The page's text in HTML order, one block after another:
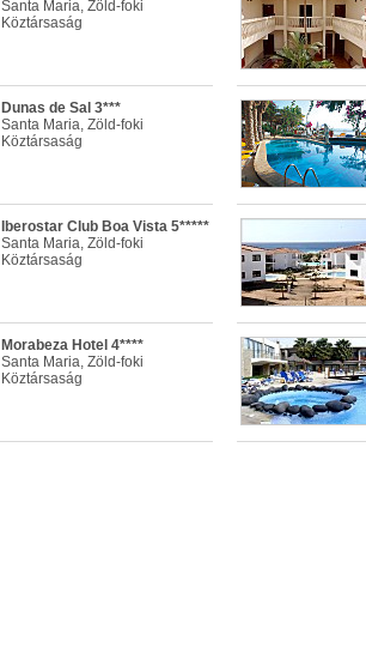
Santa Maria, Zöld-foki
Köztársaság
Dunas de Sal 3***
Santa Maria, Zöld-foki
Köztársaság
Iberostar Club Boa Vista 5*****
Santa Maria, Zöld-foki
Köztársaság
Morabeza Hotel 4****
Santa Maria, Zöld-foki
Köztársaság